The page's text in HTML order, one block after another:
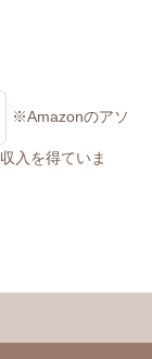
※Amazonのアソ
入を得ていま